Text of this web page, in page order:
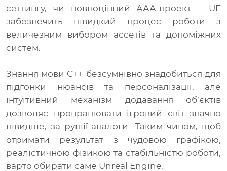
сеттингу, чи повноцінний ААА-проект – UE
забезпечить швидкий процес роботи з
величезним вибором ассетів та допоміжних
систем.
Знання мови C++ безсумнівно знадобиться для
підгонки нюансів та персоналізації, але
інтуїтивний механізм додавання об’єктів
дозволяє пропрацювати ігровий світ значно
швидше, за рушії-аналоги. Таким чином, щоб
отримати результат з чудовою графікою,
реалістичною фізикою та стабільністю роботи,
варто обирати саме Unreal Engine.